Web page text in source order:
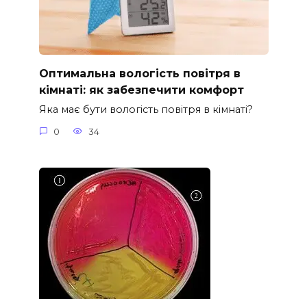
Оптимальна вологість повітря в
кімнаті: як забезпечити комфорт
Яка має бути вологість повітря в кімнаті?
0 34